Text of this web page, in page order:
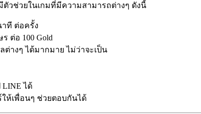
วช่วยในเกมที่มีความสามารถต่างๆ ดังนี้
าที ต่อครั้ง
ต่อ 100 Gold
างๆ ได้มากมาย ไม่ว่าจะเป็น
ได้
ห้เพื่อนๆ ช่วยตอบกันได้